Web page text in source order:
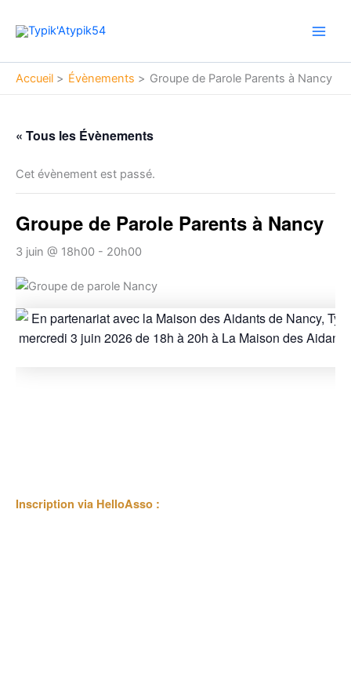
Accueil Évènements Groupe de Parole Parents à Nancy
« Tous les Évènements
Cet évènement est passé.
Groupe de Parole Parents à Nancy
3 juin @ 18h00 - 20h00
Inscription via HelloAsso :